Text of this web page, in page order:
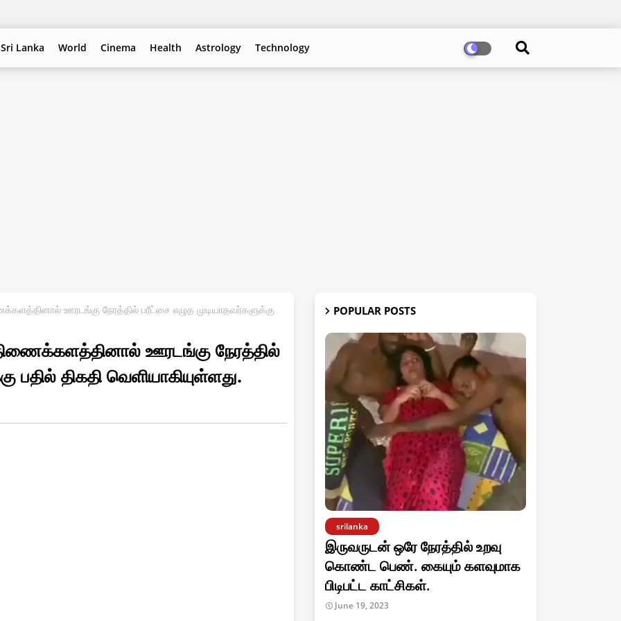
Sri Lanka World Cinema Health Astrology Technology
ஊரடங்கு நேரத்தில் பரீட்சை எழுத முடியாதவர்களுக்கு
ஊரடங்கு நேரத்தில்
பதில் திகதி வெளியாகியுள்ளது.
POPULAR POSTS
srilanka
இருவருடன் ஒரே நேரத்தில் உறவு
கொண்ட பெண். கையும் களவுமாக
பிடிபட்ட காட்சிகள்.
June 19, 2023